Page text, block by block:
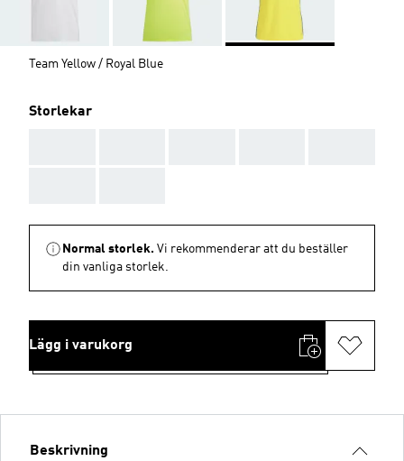
Team Yellow / Royal Blue
Storlekar
Normal storlek. Vi rekommenderar att du beställer
din vanliga storlek.
Lägg i varukorg
Beskrivning